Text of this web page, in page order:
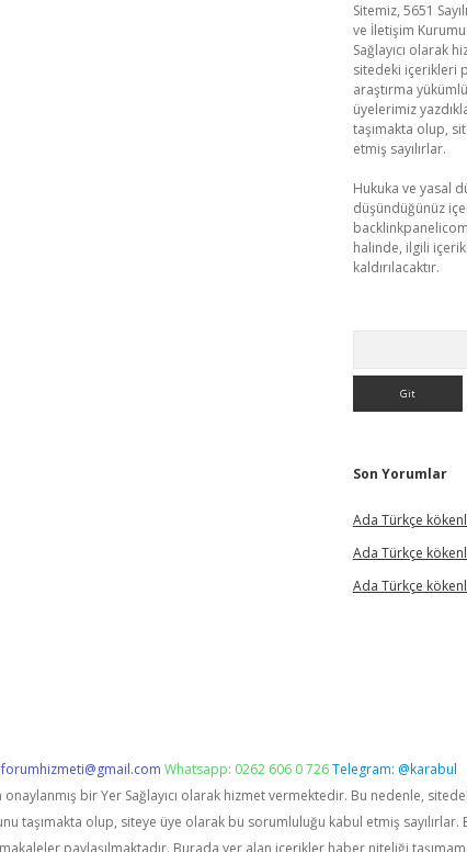
Sitemiz, 5651
ve İletişim
Sağlayıcı olarak
sitedeki içerikleri
araştırma
üyelerimiz
taşımakta olup,
etmiş sayılırlar.
Hukuka ve yasal
düşündüğünüz
halinde, ilgili
kaldırılacaktır.
Son Yorumlar
Ada Türkçe
Ada Türkçe
Ada Türkçe
forumhizmeti@gmail.com Whatsapp: 0262 606 0 726Telegram: @karabul
onaylanmış bir Yer Sağlayıcı olarak hizmet vermektedir. Bu nedenle,
taşımakta olup, siteye üye olarak bu sorumluluğu kabul etmiş
paylaşılmaktadır. Burada yer alan içerikler haber niteliği